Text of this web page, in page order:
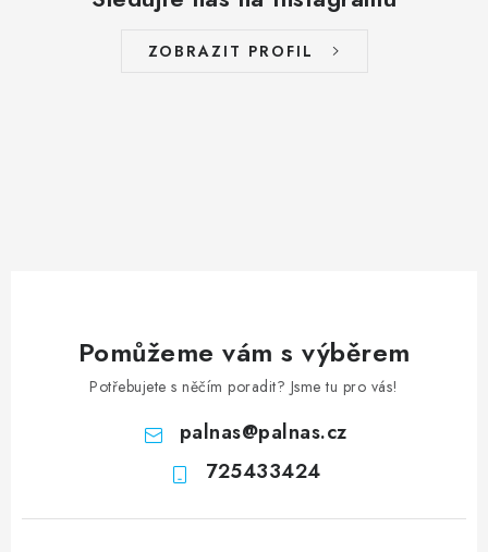
ZOBRAZIT PROFIL
Pomůžeme vám s výběrem
Potřebujete s něčím poradit? Jsme tu pro vás!
palnas@palnas.cz
725433424